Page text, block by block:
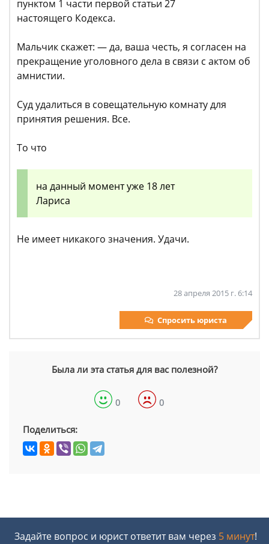
пунктом 1 части первой статьи 27
настоящего Кодекса.
Мальчик скажет: — да, ваша честь, я согласен на
прекращение уголовного дела в связи с актом об
амнистии.
Суд удалиться в совещательную комнату для
принятия решения. Все.
То что
на данный момент уже 18 лет
Лариса
Не имеет никакого значения. Удачи.
28 апреля 2015 г. 6:14
Спросить юриста
Была ли эта статья для вас полезной?
0 0
Поделиться:
Задайте вопрос и юрист ответит вам через 5 минут!